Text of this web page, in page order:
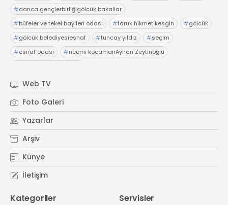
#darıca gençlerbirliğigölcük bakallar
#büfeler ve tekel bayileri odası #faruk hikmet kesgin #gölcük
#gölcük belediyesiesnaf #tuncay yıldız #seçim
#esnaf odası #necmi kocamanAyhan Zeytinoğlu
Web TV
Foto Galeri
Yazarlar
Arşiv
Künye
İletişim
Kategoriler Servisler